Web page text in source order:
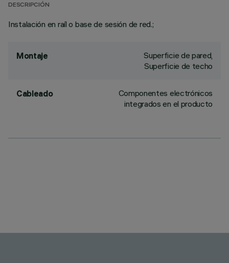
DESCRIPCIÓN
Instalación en raíl o base de sesión de red.;
Montaje
Superficie de pared,
Superficie de techo
Cableado
Componentes electrónicos
integrados en el producto